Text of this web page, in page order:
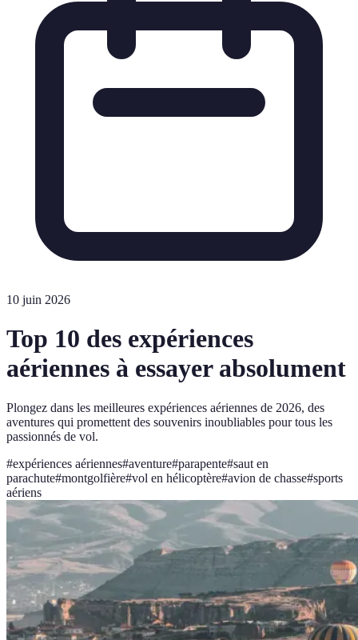
10 juin 2026
Top 10 des expériences
aériennes à essayer absolument
Plongez dans les meilleures expériences aériennes de 2026, des
aventures qui promettent des souvenirs inoubliables pour tous les
passionnés de vol.
#expériences aériennes#aventure#parapente#saut en
parachute#montgolfière#vol en hélicoptère#avion de chasse#sports
aériens